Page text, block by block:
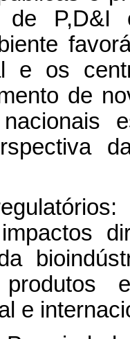
de
e os
de
e